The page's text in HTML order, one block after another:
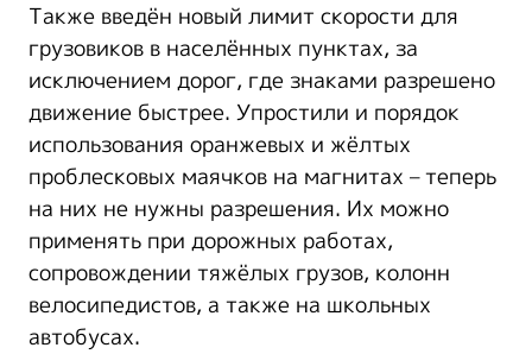
Также введён новый лимит скорости для
грузовиков в населённых пунктах, за
исключением дорог, где знаками разрешено
движение быстрее. Упростили и порядок
использования оранжевых и жёлтых
проблесковых маячков на магнитах – теперь
на них не нужны разрешения. Их можно
применять при дорожных работах,
сопровождении тяжёлых грузов, колонн
велосипедистов, а также на школьных
автобусах.